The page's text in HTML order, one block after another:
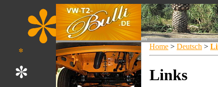
Home > Deutsch >
Links